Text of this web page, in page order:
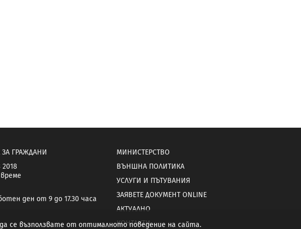
ГРАЖДАНИ
2018
ден от 9 до 17.30 часа
МИНИСТЕРСТВО
ВЪНШНА ПОЛИТИКА
УСЛУГИ И ПЪТУВАНИЯ
ЗАЯВЕТЕ ДОКУМЕНТ ONLINE
АКТУАЛНО
КОНТАКТИ
се възползвате от оптималното поведение на сайта.